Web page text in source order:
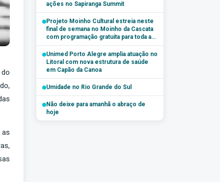
ações no Sapiranga Summit
Projeto Moinho Cultural estreia neste
final de semana no Moinho da Cascata
com programação gratuita para toda a
família
Unimed Porto Alegre amplia atuação no
Litoral com nova estrutura de saúde
em Capão da Canoa
Umidade no Rio Grande do Sul
Não deixe para amanhã o abraço de
hoje